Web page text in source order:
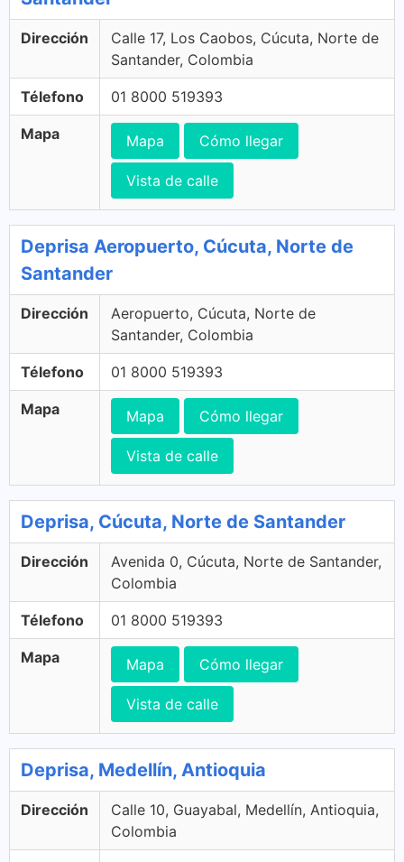
Dirección
Calle 17, Los Caobos, Cúcuta, Norte de
Santander, Colombia
Télefono 01 8000 519393
Mapa Mapa Cómo llegar
Vista de calle
Deprisa Aeropuerto, Cúcuta, Norte de
Santander
Dirección
Aeropuerto, Cúcuta, Norte de
Santander, Colombia
Télefono 01 8000 519393
Mapa Mapa Cómo llegar
Vista de calle
Deprisa, Cúcuta, Norte de Santander
Dirección
Avenida 0, Cúcuta, Norte de Santander,
Colombia
Télefono 01 8000 519393
Mapa Mapa Cómo llegar
Vista de calle
Deprisa, Medellín, Antioquia
Dirección
Calle 10, Guayabal, Medellín, Antioquia,
Colombia